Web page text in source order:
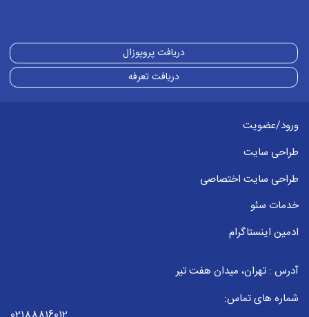
دریافت پروپوزال
دریافت تعرفه
ورود/عضویت
طراحی سایت
طراحی سایت اختصاصی
خدمات سئو
ادمین اینستاگرام
آدرس : تهران، میدان هفت تیر
شماره های تماس: